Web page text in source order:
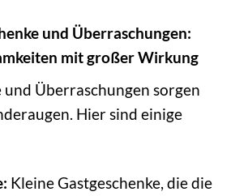
und Überraschungen:
mit großer Wirkung
und Überraschungen sorgen
Hier sind einige
Kleine Gastgeschenke, die die